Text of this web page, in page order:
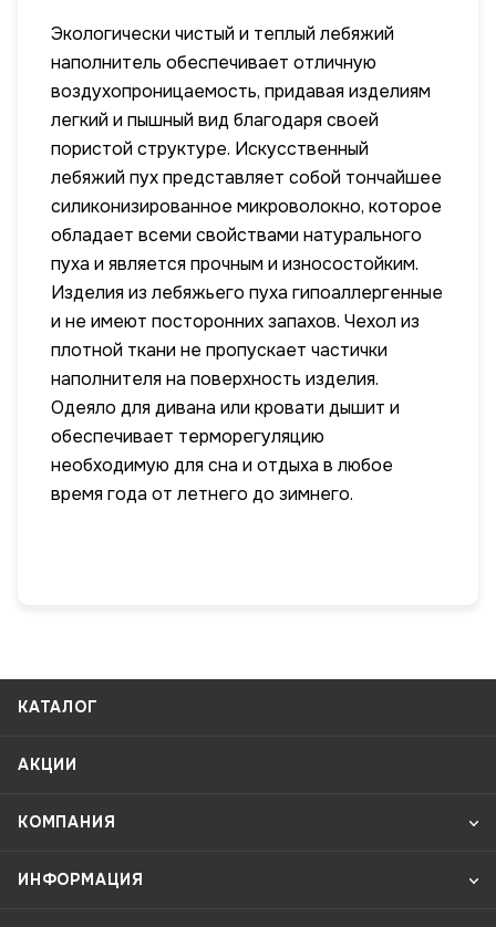
Экологически чистый и теплый лебяжий
наполнитель обеспечивает отличную
воздухопроницаемость, придавая изделиям
легкий и пышный вид благодаря своей
пористой структуре. Искусственный
лебяжий пух представляет собой тончайшее
силиконизированное микроволокно, которое
обладает всеми свойствами натурального
пуха и является прочным и износостойким.
Изделия из лебяжьего пуха гипоаллергенные
и не имеют посторонних запахов. Чехол из
плотной ткани не пропускает частички
наполнителя на поверхность изделия.
Одеяло для дивана или кровати дышит и
обеспечивает терморегуляцию
необходимую для сна и отдыха в любое
время года от летнего до зимнего.
КАТАЛОГ
АКЦИИ
КОМПАНИЯ
ИНФОРМАЦИЯ